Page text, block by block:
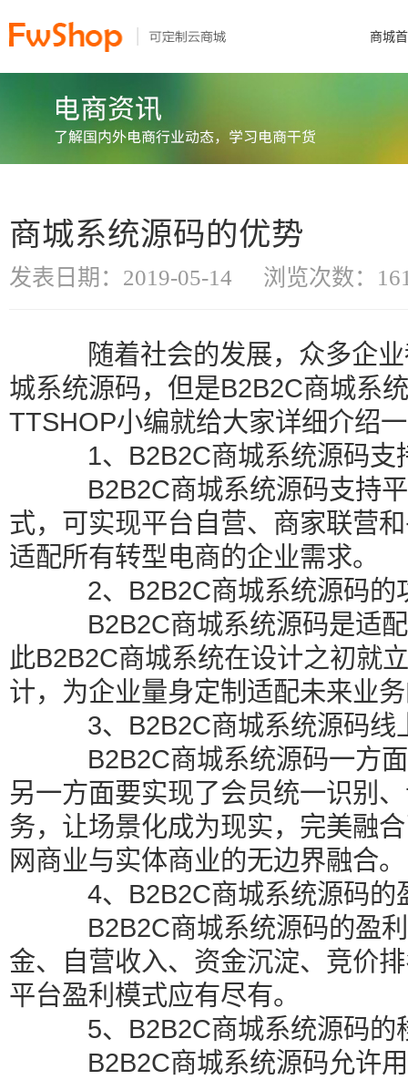
商城
商城系统源码的优势
发表日期：2019-05-14 浏览次数：
随着社会的发展，众多企业
城系统源码，但是B2B2C商城系
TTSHOP小编就给大家详细介绍
1、B2B2C商城系统源码支
B2B2C商城系统源码支持平
式，可实现平台自营、商家联营
适配所有转型电商的企业需求。
2、B2B2C商城系统源码的
B2B2C商城系统源码是适配
此B2B2C商城系统在设计之初就
计，为企业量身定制适配未来业
3、B2B2C商城系统源码线
B2B2C商城系统源码一方面
另一方面要实现了会员统一识别
务，让场景化成为现实，完美融
网商业与实体商业的无边界融合。
4、B2B2C商城系统源码的
B2B2C商城系统源码的盈利
金、自营收入、资金沉淀、竞价
平台盈利模式应有尽有。
5、B2B2C商城系统源码的
B2B2C商城系统源码允许用